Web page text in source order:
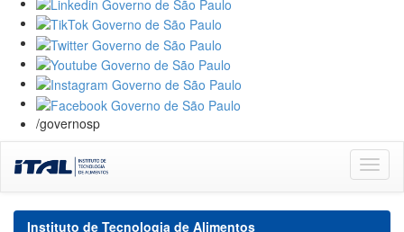
/governosp
navigation
Instituto de Tecnologia de Alimentos